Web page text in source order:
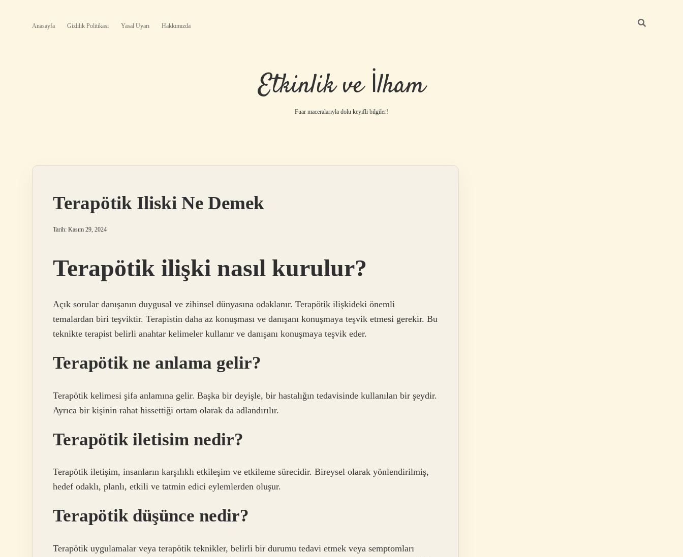
Anasayfa Gizlilik Politikası Yasal Uyarı Hakkımızda
Etkinlik ve İlham
Fuar maceralarıyla dolu keyifli bilgiler!
Terapötik Iliski Ne Demek
Tarih: Kasım 29, 2024
Terapötik ilişki nasıl kurulur?
Açık sorular danışanın duygusal ve zihinsel dünyasına odaklanır. Terapötik ilişkideki önemli
temalardan biri teşviktir. Terapistin daha az konuşması ve danışanı konuşmaya teşvik etmesi gerekir. Bu
teknikte terapist belirli anahtar kelimeler kullanır ve danışanı konuşmaya teşvik eder.
Terapötik ne anlama gelir?
Terapötik kelimesi şifa anlamına gelir. Başka bir deyişle, bir hastalığın tedavisinde kullanılan bir şeydir.
Ayrıca bir kişinin rahat hissettiği ortam olarak da adlandırılır.
Terapötik iletisim nedir?
Terapötik iletişim, insanların karşılıklı etkileşim ve etkileme sürecidir. Bireysel olarak yönlendirilmiş,
hedef odaklı, planlı, etkili ve tatmin edici eylemlerden oluşur.
Terapötik düşünce nedir?
Terapötik uygulamalar veya terapötik teknikler, belirli bir durumu tedavi etmek veya semptomları